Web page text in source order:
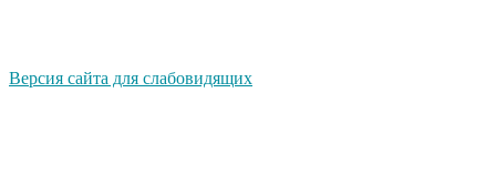
Версия сайта для слабовидящих